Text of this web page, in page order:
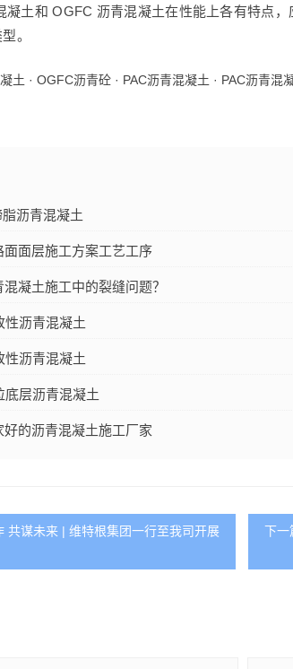
凝土和 OGFC 沥青混凝土在性能上各有特点
。
土 · OGFC沥青砼 · PAC沥青混凝土 · PAC沥青混
沥青混凝土
面面层施工方案工艺工序
凝土施工中的裂缝问题？
性沥青混凝土
性沥青混凝土
底层沥青混凝土
好的沥青混凝土施工厂家
共谋未来 | 维特根集团一行至我司开展
下一